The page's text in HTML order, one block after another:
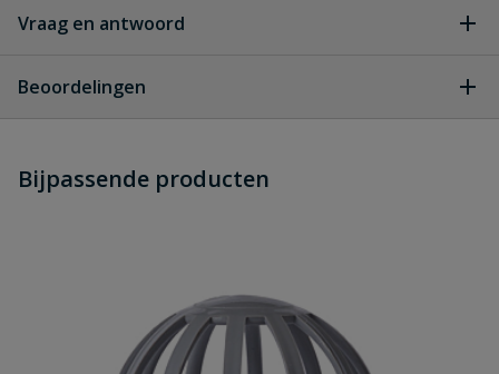
Nicoll Connecto Lijnafwatering
_Connecto_Lijnafwatering_-_23-03-
191_Low_Resolution_.pdf
Vraag en antwoord
dit product?
Beoordelingen
Schrijf zelf een beoordeling
Uw waardering:
Bijpassende producten